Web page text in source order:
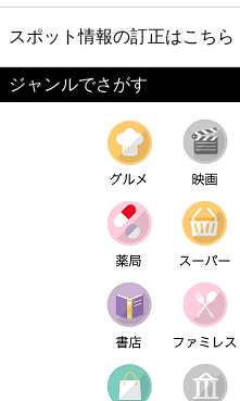
スポット情報の訂正はこちら
ジャンルでさがす